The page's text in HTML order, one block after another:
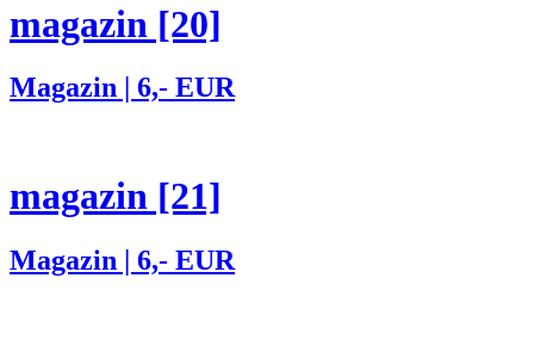
magazin [20]
Magazin | 6,- EUR
magazin [21]
Magazin | 6,- EUR